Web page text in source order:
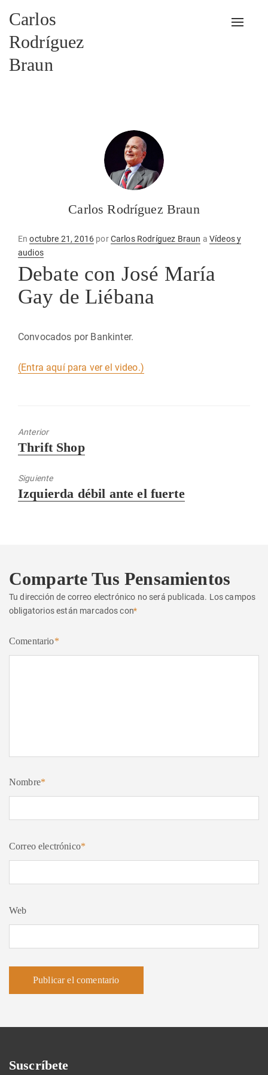
Carlos
Rodríguez
Braun
Carlos Rodríguez Braun
EnPublicado
en
octubre 21, 2016 porCarlos Rodríguez Braun a Vídeos y
audios
Debate con José María
Gay de Liébana
Convocados por Bankinter.
(Entra aquí para ver el video.)
Anterior
Entrada
Thrift Shop
Siguiente
Entrada
Izquierda débil ante el fuerte
Comparte Tus Pensamientos
Tu dirección de correo electrónico no será publicada. Los campos
obligatorios están marcados con*
Comentario*
Nombre*
Correo electrónico*
Web
Suscríbete